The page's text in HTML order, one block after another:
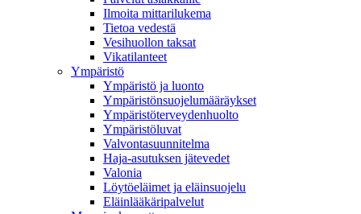
Ilmoita mittarilukema
Tietoa vedestä
Vesihuollon taksat
Vikatilanteet
Ympäristö
Ympäristö ja luonto
Ympäristönsuojelumääräykset
Ympäristöterveydenhuolto
Ympäristöluvat
Valvontasuunnitelma
Haja-asutuksen jätevedet
Valonia
Löytöeläimet ja eläinsuojelu
Eläinlääkäripalvelut